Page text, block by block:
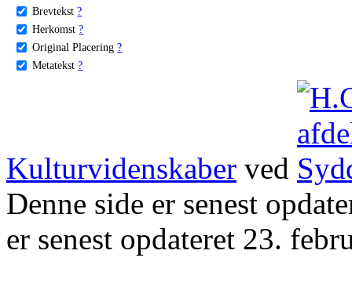
Brevtekst ?
Herkomst ?
Original Placering ?
Metatekst ?
Kulturvidenskaber ved
Denne side er senest
er senest opdateret 23.